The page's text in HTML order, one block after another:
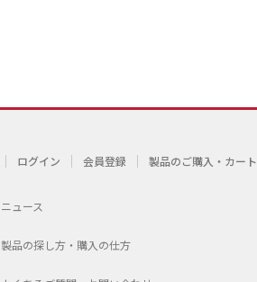
ログイン 会員登録 製品のご購入・カート
ニュース
製品の探し方・購入の仕方